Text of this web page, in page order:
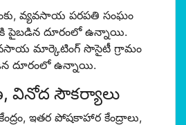
వ్యవసాయ పరపతి సంఘం
పైబడిన దూరంలో ఉన్నాయి.
మార్కెటింగ్ సొసైటీ గ్రామం
దూరంలో ఉన్నాయి.
వినోద సౌకర్యాలు
ఇతర పోషకాహార కేంద్రాలు,